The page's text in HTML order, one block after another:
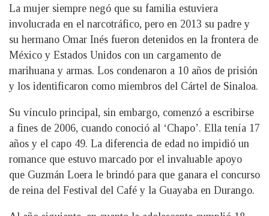
La mujer siempre negó que su familia estuviera
involucrada en el narcotráfico, pero en 2013 su padre y
su hermano Omar Inés fueron detenidos en la frontera de
México y Estados Unidos con un cargamento de
marihuana y armas. Los condenaron a 10 años de prisión
y los identificaron como miembros del Cártel de Sinaloa.
Su vínculo principal, sin embargo, comenzó a escribirse
a fines de 2006, cuando conoció al ‘Chapo’. Ella tenía 17
años y el capo 49. La diferencia de edad no impidió un
romance que estuvo marcado por el invaluable apoyo
que Guzmán Loera le brindó para que ganara el concurso
de reina del Festival del Café y la Guayaba en Durango.